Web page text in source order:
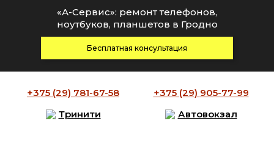
+375 (29) 781-67-58 +375 (29) 905-77-99
Тринити
Автовокзал
«А-Сервис»: ремонт телефонов,
ноутбуков, планшетов в Гродно
Бесплатная консультация